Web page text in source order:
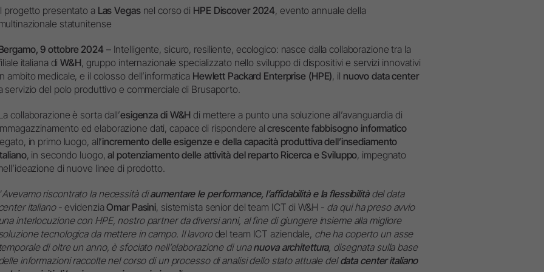
Panoramica di sistema
Laboratorio Odontotecnico
Dispositivi da Laboratorio
Manipoli & Contrangoli
Accessori
Panoramica di sistema
Registrazione prodotti
progetto presentato a Las Vegasnel corso di HPE Discover 2024, evento annuale della
statunitense
9 ottobre 2024 – Intelligente, sicuro, resiliente, ecologico: nasce dalla collaborazione tra la
italiana diW&H, gruppo internazionale specializzato nello sviluppo di dispositivi e servizi innovativi
ambito medicale, e il colosso dell’informatica Hewlett Packard Enterprise (HPE), il nuovo data center
servizio del polo produttivo e commerciale di Brusaporto.
collaborazione è sorta dall’esigenza di W&H di mettere a punto una soluzione all’avanguardia di
ed elaborazione dati, capace di rispondere alcrescente fabbisogno informatico
in primo luogo, all’incremento delle esigenze e della capacità produttiva dell’insediamento
, in secondo luogo,al potenziamento delle attività del reparto Ricerca e Sviluppo, impegnato
di nuove linee di prodotto.
Avevamo riscontrato la necessità diaumentare le performance, l’affidabilità e la flessibilitàdel data
italiano- evidenziaOmar Pasini, sistemista senior del team ICT di W&H - da qui ha preso avvio
una interlocuzione con HPE, nostro partner da diversi anni, al fine di giungere insieme alla migliore
tecnologica da mettere in campo. Il lavorodel team ICT aziendale, che ha coperto un asse
temporale di oltre un anno, è sfociato nell’elaborazione di unanuova architettura, disegnata sulla base
informazioni raccolte nel corso di un processo di analisi dello stato attuale deldata center italiano